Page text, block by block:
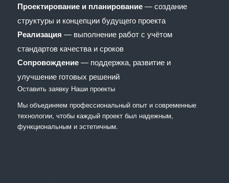
Проектирование и планирование— создание
структуры и концепции будущего проекта
Реализация — выполнение работ с учётом
стандартов качества и сроков
Сопровождение— поддержка, развитие и
улучшение готовых решений
Оставить заявку Наши проекты
Мы объединяем профессиональный опыт и современные
технологии, чтобы каждый проект был надежным,
функциональным и эстетичным.